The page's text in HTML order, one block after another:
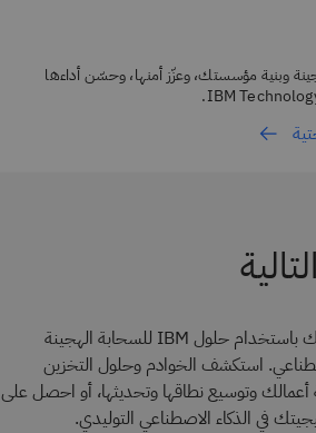
وبنية مؤسستك، وعزّز أمنها، وحسّن أداءها
حوّل البنية التحتية لمؤسستك باستخدام حلول IBM للسحابة الهجينة
استكشف الخوادم وحلول التخزين
أعمالك وتوسيع نطاقها وتحديثها، أو احصل على
في الذكاء الاصطناعي التوليدي.